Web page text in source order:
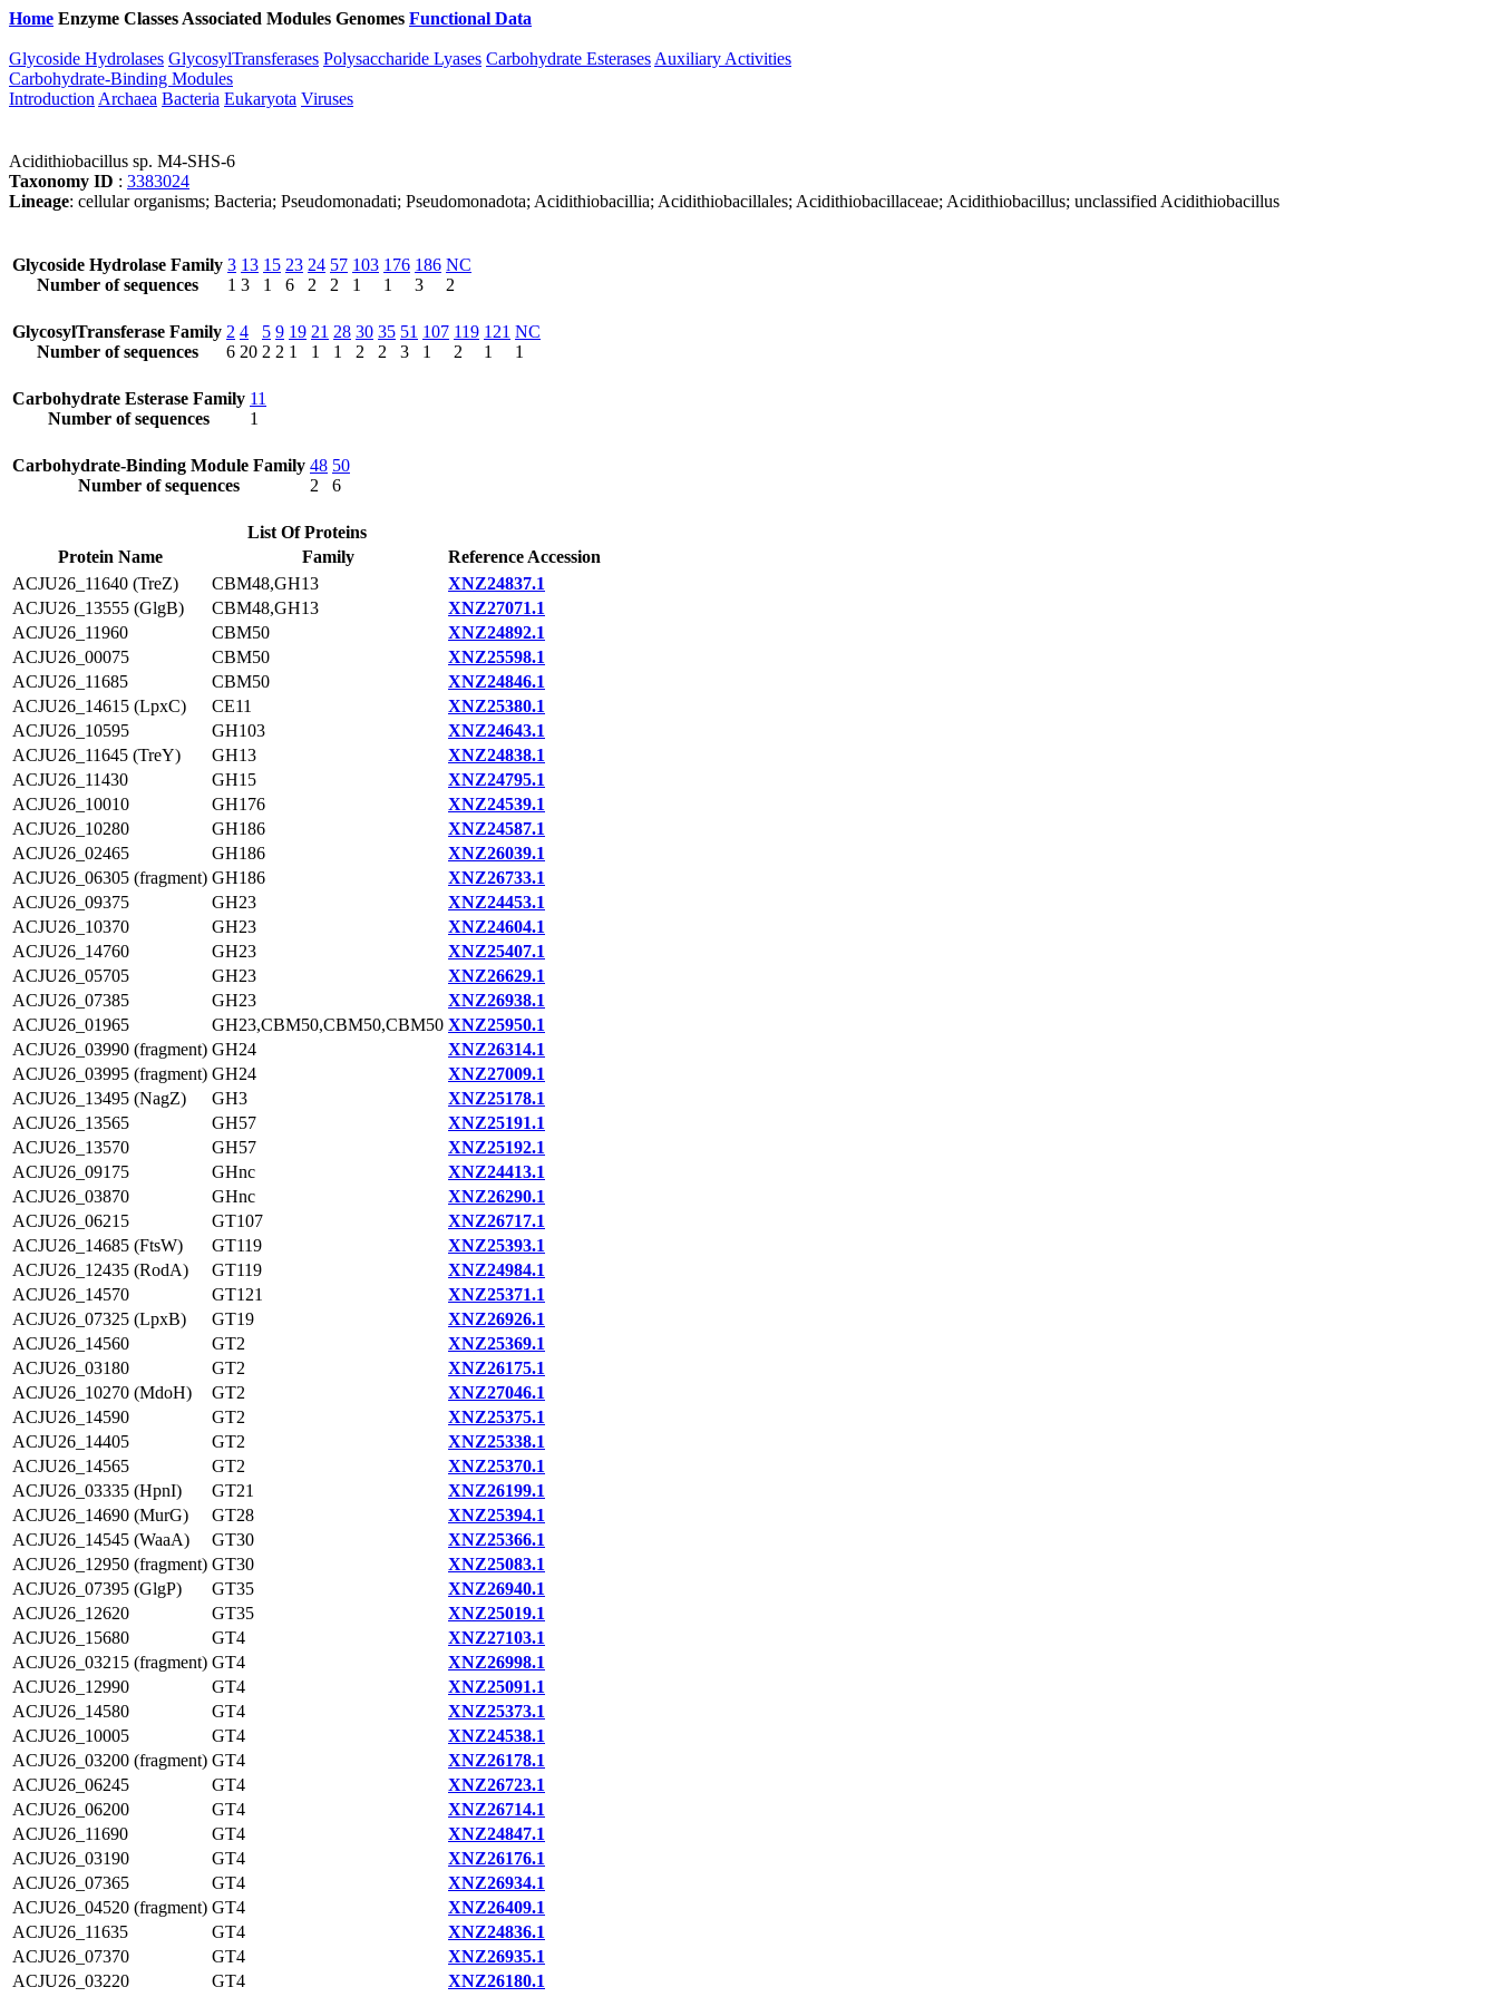
Home Enzyme Classes Associated Modules Genomes Functional Data
Glycoside Hydrolases GlycosylTransferases Polysaccharide Lyases Carbohydrate Esterases Auxiliary Activities
Carbohydrate-Binding Modules
Introduction Archaea Bacteria Eukaryota Viruses
Acidithiobacillus sp. M4-SHS-6
Taxonomy ID : 3383024
Lineage: cellular organisms; Bacteria; Pseudomonadati; Pseudomonadota; Acidithiobacillia; Acidithiobacillales; Acidithiobacillaceae; Acidithiobacillus; unclassified Acidithiobacillus
Glycoside Hydrolase Family
Number of sequences
3
1
13
3
15
1
23
6
24
2
57
2
103
1
176
1
186
3
NC
2
GlycosylTransferase Family
Number of sequences
2
6
4
20
5
2
9
2
19
1
21
1
28
1
30
2
35
2
51
3
107
1
119
2
121
1
NC
1
Carbohydrate Esterase Family
Number of sequences
11
1
Carbohydrate-Binding Module Family
Number of sequences
48
2
50
6
List Of Proteins
Protein Name
Family
Reference Accession
ACJU26_11640 (TreZ)
CBM48,GH13
XNZ24837.1
ACJU26_13555 (GlgB)
CBM48,GH13
XNZ27071.1
ACJU26_11960
CBM50
XNZ24892.1
ACJU26_00075
CBM50
XNZ25598.1
ACJU26_11685
CBM50
XNZ24846.1
ACJU26_14615 (LpxC)
CE11
XNZ25380.1
ACJU26_10595
GH103
XNZ24643.1
ACJU26_11645 (TreY)
GH13
XNZ24838.1
ACJU26_11430
GH15
XNZ24795.1
ACJU26_10010
GH176
XNZ24539.1
ACJU26_10280
GH186
XNZ24587.1
ACJU26_02465
GH186
XNZ26039.1
ACJU26_06305 (fragment) GH186
XNZ26733.1
ACJU26_09375
GH23
XNZ24453.1
ACJU26_10370
GH23
XNZ24604.1
ACJU26_14760
GH23
XNZ25407.1
ACJU26_05705
GH23
XNZ26629.1
ACJU26_07385
GH23
XNZ26938.1
ACJU26_01965
GH23,CBM50,CBM50,CBM50 XNZ25950.1
ACJU26_03990 (fragment) GH24
XNZ26314.1
ACJU26_03995 (fragment) GH24
XNZ27009.1
ACJU26_13495 (NagZ)
GH3
XNZ25178.1
ACJU26_13565
GH57
XNZ25191.1
ACJU26_13570
GH57
XNZ25192.1
ACJU26_09175
GHnc
XNZ24413.1
ACJU26_03870
GHnc
XNZ26290.1
ACJU26_06215
GT107
XNZ26717.1
ACJU26_14685 (FtsW)
GT119
XNZ25393.1
ACJU26_12435 (RodA)
GT119
XNZ24984.1
ACJU26_14570
GT121
XNZ25371.1
ACJU26_07325 (LpxB)
GT19
XNZ26926.1
ACJU26_14560
GT2
XNZ25369.1
ACJU26_03180
GT2
XNZ26175.1
ACJU26_10270 (MdoH)
GT2
XNZ27046.1
ACJU26_14590
GT2
XNZ25375.1
ACJU26_14405
GT2
XNZ25338.1
ACJU26_14565
GT2
XNZ25370.1
ACJU26_03335 (HpnI)
GT21
XNZ26199.1
ACJU26_14690 (MurG)
GT28
XNZ25394.1
ACJU26_14545 (WaaA)
GT30
XNZ25366.1
ACJU26_12950 (fragment) GT30
XNZ25083.1
ACJU26_07395 (GlgP)
GT35
XNZ26940.1
ACJU26_12620
GT35
XNZ25019.1
ACJU26_15680
GT4
XNZ27103.1
ACJU26_03215 (fragment) GT4
XNZ26998.1
ACJU26_12990
GT4
XNZ25091.1
ACJU26_14580
GT4
XNZ25373.1
ACJU26_10005
GT4
XNZ24538.1
ACJU26_03200 (fragment) GT4
XNZ26178.1
ACJU26_06245
GT4
XNZ26723.1
ACJU26_06200
GT4
XNZ26714.1
ACJU26_11690
GT4
XNZ24847.1
ACJU26_03190
GT4
XNZ26176.1
ACJU26_07365
GT4
XNZ26934.1
ACJU26_04520 (fragment) GT4
XNZ26409.1
ACJU26_11635
GT4
XNZ24836.1
ACJU26_07370
GT4
XNZ26935.1
ACJU26_03220
GT4
XNZ26180.1